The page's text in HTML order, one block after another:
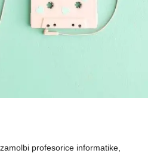
profesorice informatike,